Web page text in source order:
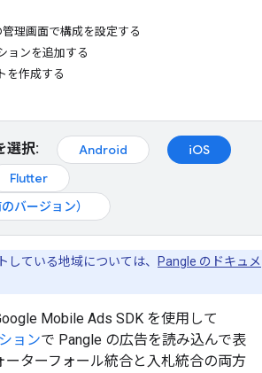
理画面で構成を設定する
ョンを追加する
を作成する
選択: Android
iOS
Flutter
バージョン）
している地域については、
Pangle のドキュメ
Mobile Ads SDK を使用して
ョンで Pangle の広告を読み込んで表
ーターフォール統合と入札統合の両方